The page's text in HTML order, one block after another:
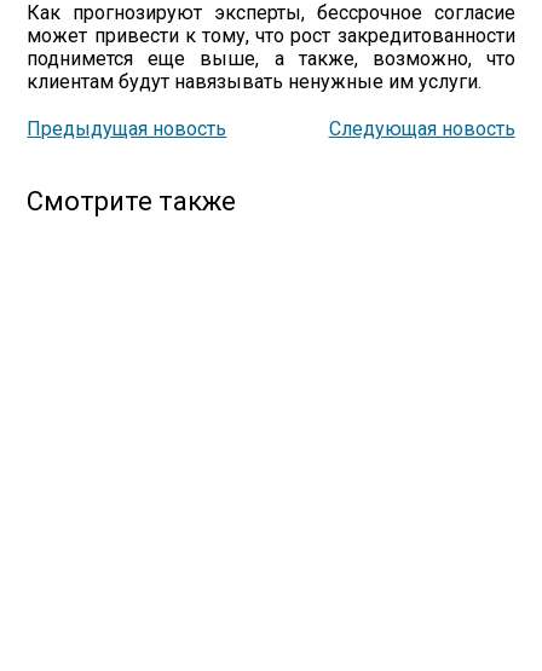
Как прогнозируют эксперты, бессрочное согласие
может привести к тому, что рост закредитованности
поднимется еще выше, а также, возможно, что
клиентам будут навязывать ненужные им услуги.
Предыдущая новость Следующая новость
Смотрите также